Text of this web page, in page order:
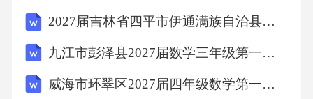
胀定义关节肿胀是指关节周围组织体积增大，
导致关节明显变粗。常见原因包括关节炎、类
风湿性关节炎等疾病，通常表现为关节局部的
2027届吉林省四平市伊通满族自治县三年级数学第一学期期末达标检测试题含解析
九江市彭泽县2027届数学三年级第一学期期末教学质量检测模拟试题含解析
威海市环翠区2027届四年级数学第一学期期末教学质量检测试题含解析